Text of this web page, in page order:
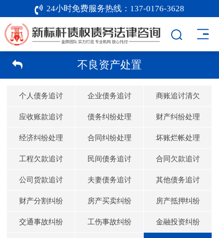
24小时免费服务热线： 137-0176-3628
不良资产处置
个人债务追讨 企业债务追讨 商账追讨清欠
应收账款追讨 债务纠纷处理 财产纠纷处理
经济纠纷处理 合同纠纷处理 坏账烂帐处理
工程欠款追讨 民间债务追讨 合同欠款追讨
公司货款追讨 夫妻债务追讨 其他债务追讨
财产分割纠纷 房产买卖纠纷 房产抵押纠纷
交通事故纠纷 工伤事故纠纷 金融投资纠纷